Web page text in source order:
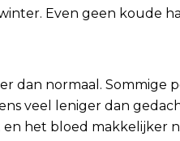
Even geen koude
dan normaal. Sommige
veel leniger dan
het bloed makkelijker